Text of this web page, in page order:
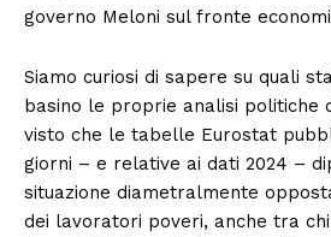
governo Meloni sul fronte
Siamo curiosi di sapere su quali
basino le proprie analisi politiche
visto che le tabelle Eurostat
giorni – e relative ai dati 2024 –
situazione diametralmente
dei lavoratori poveri, anche tra